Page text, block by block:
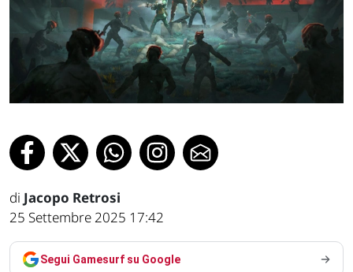
di Jacopo Retrosi
25 Settembre 2025 17:42
Segui Gamesurf su Google